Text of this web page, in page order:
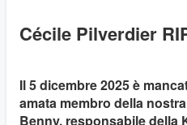
Cécile Pilverdier
Il 5 dicembre 2025 è
amata membro della
Benny, responsabile della